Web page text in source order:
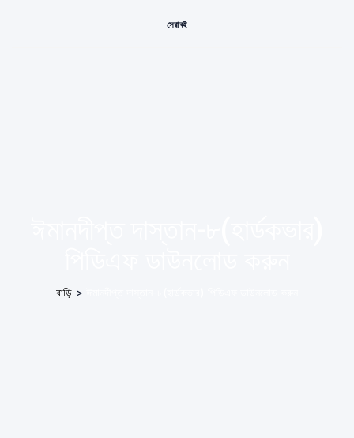
সেরা বই
বাড়ি >